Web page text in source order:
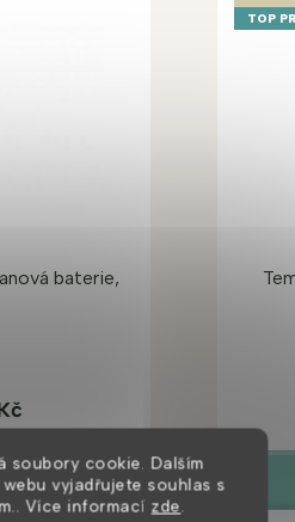
soubory cookie. Dalším
vyjadřujete souhlas s
Více informací zde
baterie,
TOP